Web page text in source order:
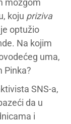
mozgom
koju priziva
optužio
Na kojim
uma,
Pinka?
SNS-a,
da u
i